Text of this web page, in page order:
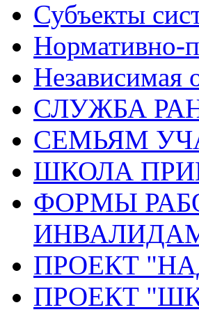
Субъекты
Нормативно-
Независимая
СЛУЖБА
СЕМЬЯМ
ШКОЛА
ФОРМЫ
ПРОЕКТ
ПРОЕКТ